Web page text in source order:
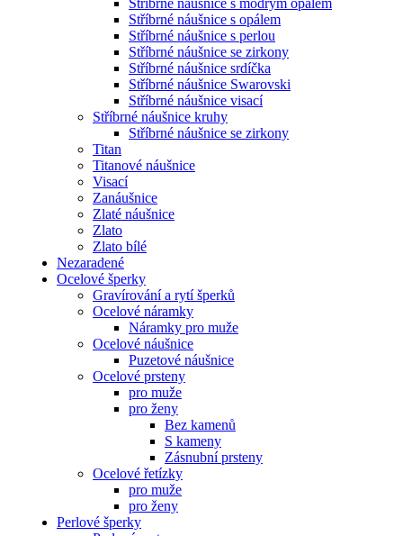
Stříbrné náušnice s modrým opálem
Stříbrné náušnice s opálem
Stříbrné náušnice s perlou
Stříbrné náušnice se zirkony
Stříbrné náušnice srdíčka
Stříbrné náušnice Swarovski
Stříbrné náušnice visací
Stříbrné náušnice kruhy
Stříbrné náušnice se zirkony
Titan
Titanové náušnice
Visací
Zanáušnice
Zlaté náušnice
Zlato
Zlato bílé
Nezaradené
Ocelové šperky
Gravírování a rytí šperků
Ocelové náramky
Náramky pro muže
Ocelové náušnice
Puzetové náušnice
Ocelové prsteny
pro muže
pro ženy
Bez kamenů
S kameny
Zásnubní prsteny
Ocelové řetízky
pro muže
pro ženy
Perlové šperky